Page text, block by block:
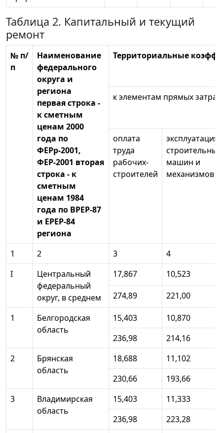
Таблица 2. Капитальный и текущий
ремонт
№ п/
п
Наименование
федерального
округа и
региона
первая строка -
к сметным
ценам 2000
года по
ФЕРр-2001,
ФЕР-2001 вторая
строка - к
сметным
ценам 1984
года по ВРЕР-87
и ЕРЕР-84
региона
Территориальные
к элементам прямых
оплата
труда
рабочих-
строителей
эксплуатация
строительных
машин и
механизмов
1 2 3
4
I
Центральный
федеральный
округ, в среднем
17,867
10,523
274,89
221,00
1
Белгородская
область
15,403
10,870
236,98
214,16
2
Брянская
область
18,688
11,102
230,66
193,66
3
Владимирская
область
15,403
11,333
236,98
223,28